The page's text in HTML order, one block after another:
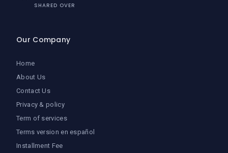
SHARED OVER
Our Company
Home
About Us
Contact Us
Privacy & policy
Term of services
Terms version en español
Installment Fee